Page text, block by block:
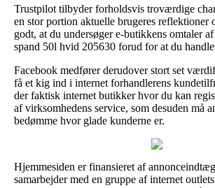
Trustpilot tilbyder forholdsvis troværdige
en stor portion aktuelle brugeres reflektioner
godt, at du undersøger e-butikkens omtaler
spand 50l hvid 205630 forud for at du
Facebook medfører derudover stort set
få et kig ind i internet forhandlerens
der faktisk internet butikker hvor du kan
af virksomhedens service, som desuden må
bedømme hvor glade kunderne er.
Hjemmesiden er finansieret af
samarbejder med en gruppe af internet